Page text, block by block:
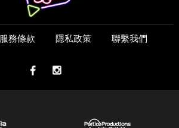
服務條款 隱私政策 聯繫我們